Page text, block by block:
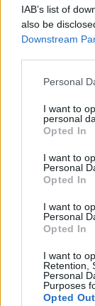
IAB’s list of
also be
Downstream
Personal
I want to
personal
Opted In
I want to
Personal
Opted In
I want to
Personal
Opted In
I want to
Retention,
Personal
Purposes
Opted Out
*A fost
într-o cutie
care
Timișoara?!
Șoșoacă
VIDEO.
angajarea
sunt aduse
cetățeni